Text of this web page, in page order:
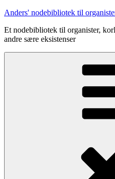
Videre
indhold
Anders' nodebibliotek til
Et nodebibliotek til organister,
andre sære eksistenser